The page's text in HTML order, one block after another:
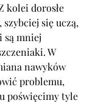
kolei dorosłe
szybciej się uczą,
są mniej
W
nawyków
problemu,
poświęcimy tyle